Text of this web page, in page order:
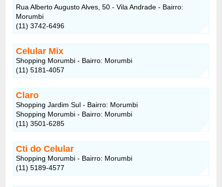
Rua Alberto Augusto Alves, 50 - Vila Andrade - Bairro:
Morumbi
(11) 3742-6496
Celular Mix
Shopping Morumbi - Bairro: Morumbi
(11) 5181-4057
Claro
Shopping Jardim Sul - Bairro: Morumbi
Shopping Morumbi - Bairro: Morumbi
(11) 3501-6285
Cti do Celular
Shopping Morumbi - Bairro: Morumbi
(11) 5189-4577